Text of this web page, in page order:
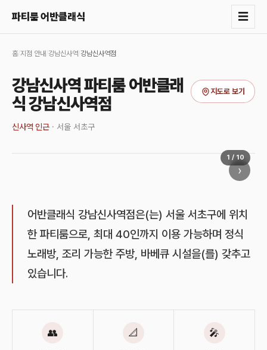
파티룸 어반클래식 ☰
홈/ 지점 안내 강남신사역 강남신사역점
강남신사역 파티룸 어반클래
식 강남신사역점
지도로 보기
신사역 인근 · 서울 서초구
›
1 / 10
어반클래식 강남신사역점은(는) 서울 서초구에 위치
한 파티룸으로, 최대 40인까지 이용 가능하며 정식
노래방, 조리 가능한 주방, 바베큐 시설을(를) 갖추고
있습니다.
👥 📐 🎤